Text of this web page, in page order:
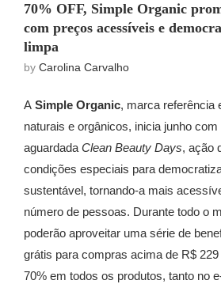
70% OFF, Simple Organic
com preços acessíveis e
limpa
by Carolina Carvalho
A Simple Organic, marca referência
naturais e orgânicos, inicia junho com
aguardada Clean Beauty Days, ação
condições especiais para
sustentável, tornando-a mais
número de pessoas. Durante todo o
poderão aproveitar uma série de
grátis para compras acima de R$
70% em todos os produtos, tanto no